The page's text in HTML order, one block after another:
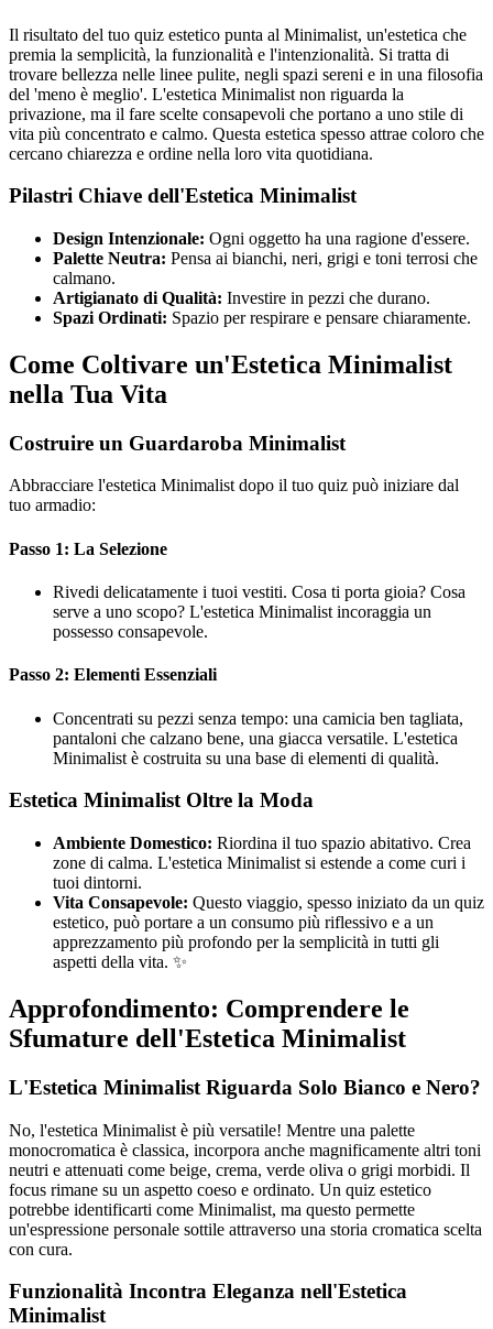
Il risultato del tuo quiz estetico punta al Minimalist, un'estetica che
premia la semplicità, la funzionalità e l'intenzionalità. Si tratta di
trovare bellezza nelle linee pulite, negli spazi sereni e in una filosofia
del 'meno è meglio'. L'estetica Minimalist non riguarda la
privazione, ma il fare scelte consapevoli che portano a uno stile di
vita più concentrato e calmo. Questa estetica spesso attrae coloro che
cercano chiarezza e ordine nella loro vita quotidiana.
Pilastri Chiave dell'Estetica Minimalist
Design Intenzionale: Ogni oggetto ha una ragione d'essere.
Palette Neutra: Pensa ai bianchi, neri, grigi e toni terrosi che
calmano.
Artigianato di Qualità: Investire in pezzi che durano.
Spazi Ordinati: Spazio per respirare e pensare chiaramente.
Come Coltivare un'Estetica Minimalist
nella Tua Vita
Costruire un Guardaroba Minimalist
Abbracciare l'estetica Minimalist dopo il tuo quiz può iniziare dal
tuo armadio:
Passo 1: La Selezione
Rivedi delicatamente i tuoi vestiti. Cosa ti porta gioia? Cosa
serve a uno scopo? L'estetica Minimalist incoraggia un
possesso consapevole.
Passo 2: Elementi Essenziali
Concentrati su pezzi senza tempo: una camicia ben tagliata,
pantaloni che calzano bene, una giacca versatile. L'estetica
Minimalist è costruita su una base di elementi di qualità.
Estetica Minimalist Oltre la Moda
Ambiente Domestico: Riordina il tuo spazio abitativo. Crea
zone di calma. L'estetica Minimalist si estende a come curi i
tuoi dintorni.
Vita Consapevole: Questo viaggio, spesso iniziato da un quiz
estetico, può portare a un consumo più riflessivo e a un
apprezzamento più profondo per la semplicità in tutti gli
aspetti della vita. ✨
Approfondimento: Comprendere le
Sfumature dell'Estetica Minimalist
L'Estetica Minimalist Riguarda Solo Bianco e Nero?
No, l'estetica Minimalist è più versatile! Mentre una palette
monocromatica è classica, incorpora anche magnificamente altri toni
neutri e attenuati come beige, crema, verde oliva o grigi morbidi. Il
focus rimane su un aspetto coeso e ordinato. Un quiz estetico
potrebbe identificarti come Minimalist, ma questo permette
un'espressione personale sottile attraverso una storia cromatica scelta
con cura.
Funzionalità Incontra Eleganza nell'Estetica
Minimalist